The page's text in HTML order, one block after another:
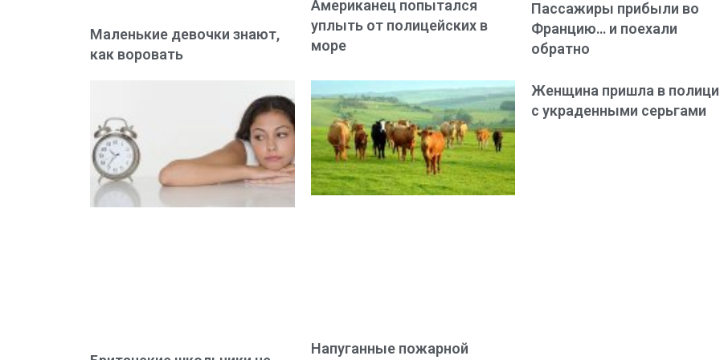
Маленькие девочки знают,
как воровать
Американец попытался
уплыть от полицейских в
море
Пассажиры прибыли во
Францию… и поехали
обратно
Напуганные пожарной
Женщина пришла в
с украденными серьгами